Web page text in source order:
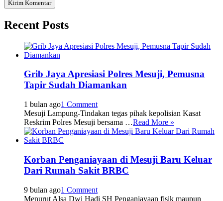
Recent Posts
Grib Jaya Apresiasi Polres Mesuji, Pemusna
Tapir Sudah Diamankan
1 bulan ago1 Comment
Mesuji Lampung-Tindakan tegas pihak kepolisian Kasat
Reskrim Polres Mesuji bersama …Read More »
Korban Penganiayaan di Mesuji Baru Keluar
Dari Rumah Sakit BRBC
9 bulan ago1 Comment
Menurut Alsa Dwi Hadi SH Penganiayaan fisik maupun